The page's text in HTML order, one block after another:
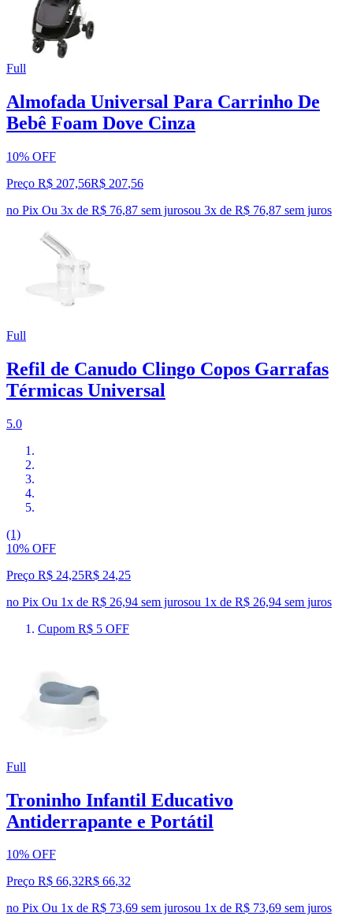
Full
Almofada Universal Para Carrinho De
Bebê Foam Dove Cinza
10% OFF
Preço R$ 207,56R$ 207,56
no Pix Ou 3x de R$ 76,87 sem jurosou 3x de R$ 76,87 sem juros
Full
Refil de Canudo Clingo Copos Garrafas
Térmicas Universal
5.0
(1)
10% OFF
Preço R$ 24,25R$ 24,25
no Pix Ou 1x de R$ 26,94 sem jurosou 1x de R$ 26,94 sem juros
Cupom R$ 5 OFF
Full
Troninho Infantil Educativo
Antiderrapante e Portátil
10% OFF
Preço R$ 66,32R$ 66,32
no Pix Ou 1x de R$ 73,69 sem jurosou 1x de R$ 73,69 sem juros